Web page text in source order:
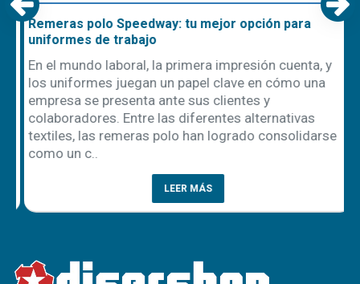
Remeras polo Speedway: tu mejor opción para
uniformes de trabajo
En el mundo laboral, la primera impresión cuenta, y
los uniformes juegan un papel clave en cómo una
empresa se presenta ante sus clientes y
colaboradores. Entre las diferentes alternativas
textiles, las remeras polo han logrado consolidarse
como un c..
LEER MÁS